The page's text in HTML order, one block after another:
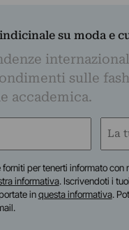
su moda e
sulle
accademica.
Email
per tenerti informato
informativa. Iscrivendoti i
inquesta informativa.